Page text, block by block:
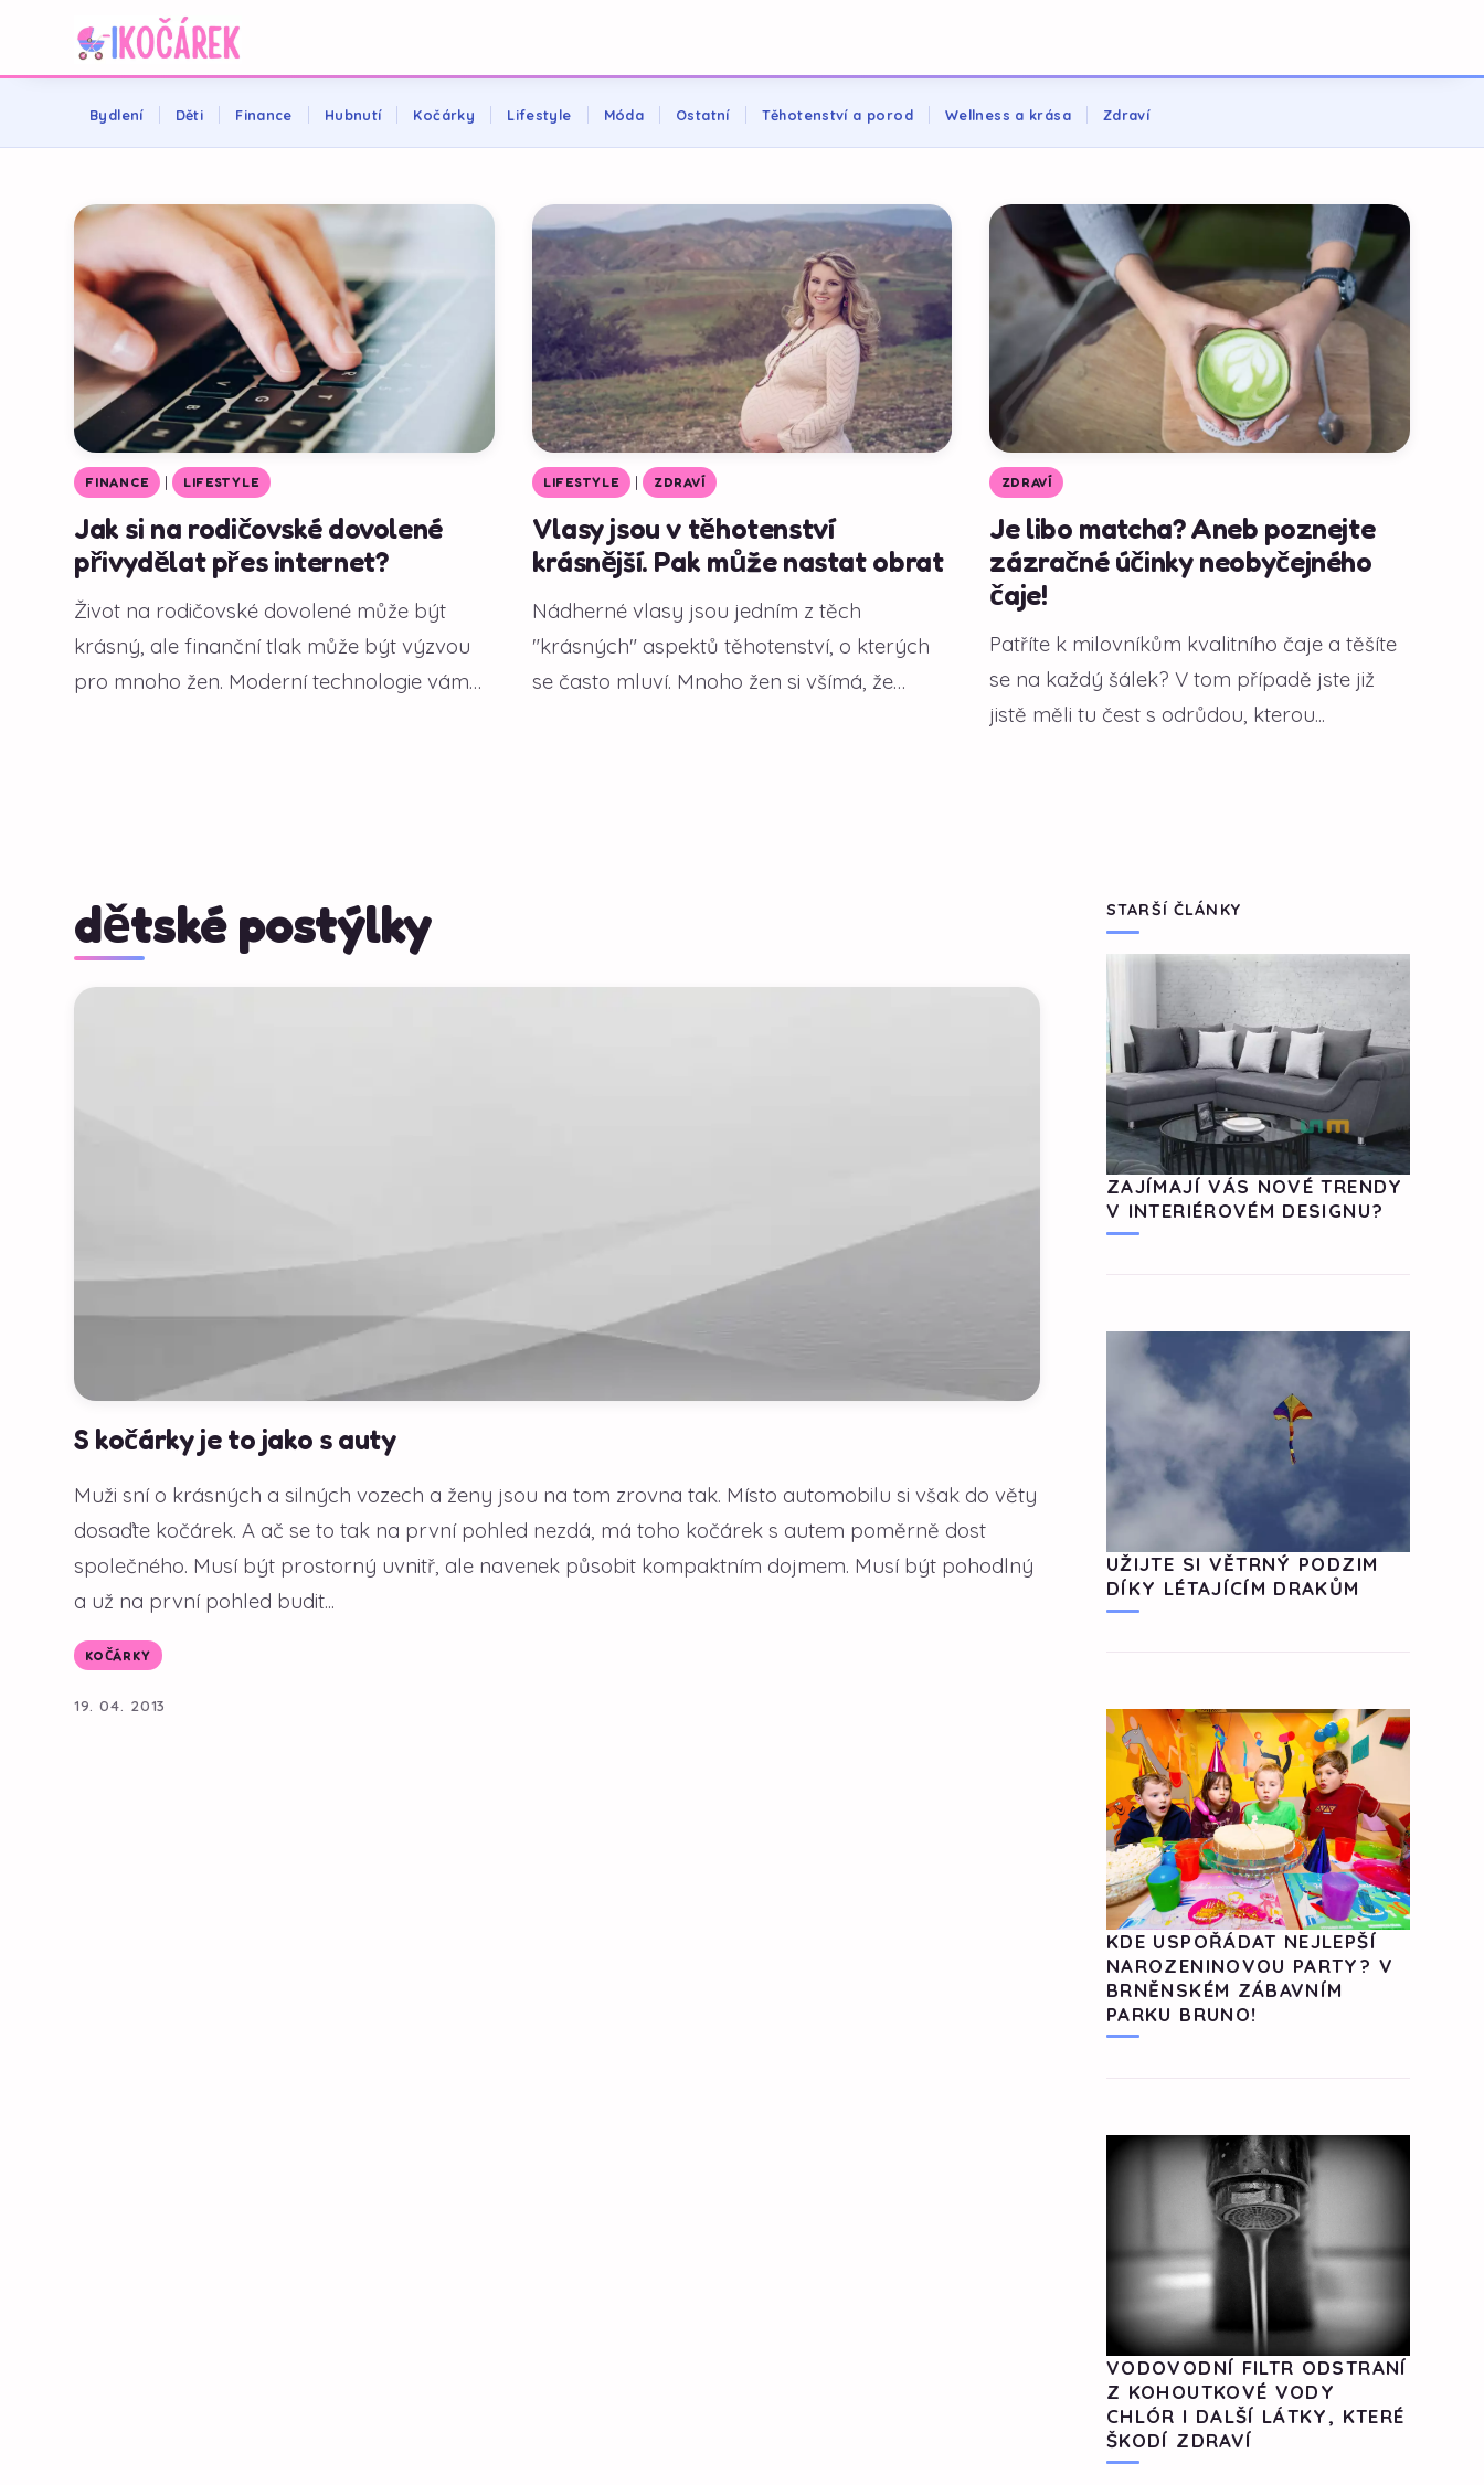
Bydlení Děti Finance Hubnutí Kočárky Lifestyle Móda Ostatní Těhotenství a porod Wellness a krása Zdraví
Jak si na rodičovské dovolené
přivydělat přes internet?
Život na rodičovské dovolené může být
krásný, ale finanční tlak může být výzvou
pro mnoho žen. Moderní technologie vám
FINANCE | LIFESTYLE
Vlasy jsou v těhotenství
krásnější. Pak může nastat obrat
Nádherné vlasy jsou jedním z těch
"krásných" aspektů těhotenství, o kterých
se často mluví. Mnoho žen si všímá, že
LIFESTYLE | ZDRAVÍ
Je libo matcha? Aneb poznejte
zázračné účinky neobyčejného
čaje!
Patříte k milovníkům kvalitního čaje a těšíte
se na každý šálek? V tom případě jste již
jistě měli tu čest s odrůdou, kterou...
ZDRAVÍ
dětské postýlky
S kočárky je to jako s auty
Muži sní o krásných a silných vozech a ženy jsou na tom zrovna tak. Místo automobilu si však do věty
dosaďte kočárek. A ač se to tak na první pohled nezdá, má toho kočárek s autem poměrně dost
společného. Musí být prostorný uvnitř, ale navenek působit kompaktním dojmem. Musí být pohodlný
a už na první pohled budit...
KOČÁRKY
19. 04. 2013
STARŠÍ ČLÁNKY
ZAJÍMAJÍ VÁS NOVÉ TRENDY
V INTERIÉROVÉM DESIGNU?
UŽIJTE SI VĚTRNÝ PODZIM
DÍKY LÉTAJÍCÍM DRAKŮM
KDE USPOŘÁDAT NEJLEPŠÍ
NAROZENINOVOU PARTY? V
BRNĚNSKÉM ZÁBAVNÍM
PARKU BRUNO!
VODOVODNÍ FILTR ODSTRANÍ
Z KOHOUTKOVÉ VODY
CHLÓR I DALŠÍ LÁTKY, KTERÉ
ŠKODÍ ZDRAVÍ